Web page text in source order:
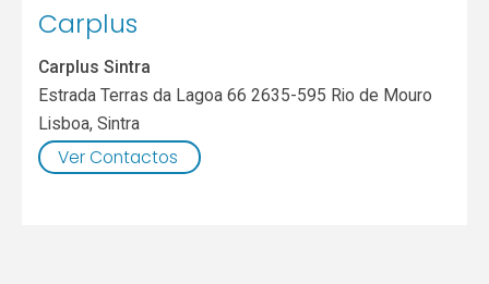
Carplus
Carplus Sintra
Estrada Terras da Lagoa 66 2635-595 Rio de Mouro
Lisboa,Sintra
Ver Contactos